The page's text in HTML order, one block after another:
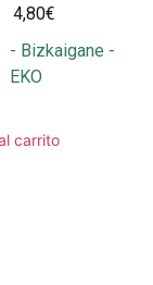
4,80€
- Bizkaigane -
EKO
carrito